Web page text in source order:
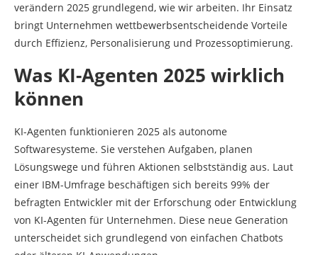
verändern 2025 grundlegend, wie wir arbeiten. Ihr Einsatz
bringt Unternehmen wettbewerbsentscheidende Vorteile
durch Effizienz, Personalisierung und Prozessoptimierung.
Was KI-Agenten 2025 wirklich
können
KI-Agenten funktionieren 2025 als autonome
Softwaresysteme. Sie verstehen Aufgaben, planen
Lösungswege und führen Aktionen selbstständig aus. Laut
einer IBM-Umfrage beschäftigen sich bereits 99% der
befragten Entwickler mit der Erforschung oder Entwicklung
von KI-Agenten für Unternehmen. Diese neue Generation
unterscheidet sich grundlegend von einfachen Chatbots